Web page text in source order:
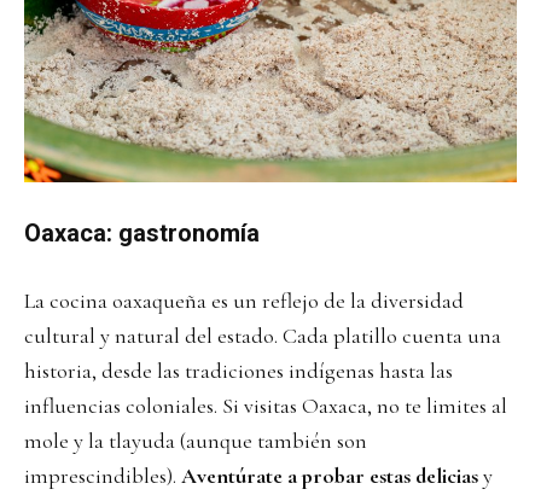
Oaxaca: gastronomía
La cocina oaxaqueña es un reflejo de la diversidad
cultural y natural del estado. Cada platillo cuenta una
historia, desde las tradiciones indígenas hasta las
influencias coloniales. Si visitas Oaxaca, no te limites al
mole y la tlayuda (aunque también son
imprescindibles). Aventúrate a probar estas deliciasy